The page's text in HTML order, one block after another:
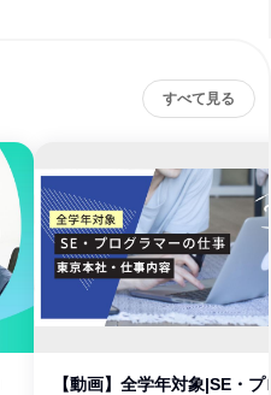
すべて見る
【動画】全学年対象|SE・プ